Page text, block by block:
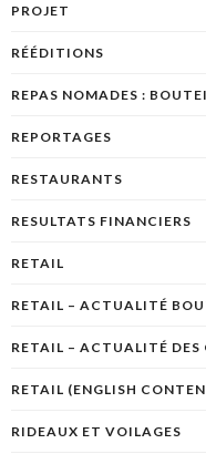
PROJET
RÉÉDITIONS
REPAS NOMADES :
REPORTAGES
RESTAURANTS
RESULTATS FINANCIERS
RETAIL
RETAIL – ACTUALITÉ
RETAIL – ACTUALITÉ DES
RETAIL (ENGLISH
RIDEAUX ET VOILAGES